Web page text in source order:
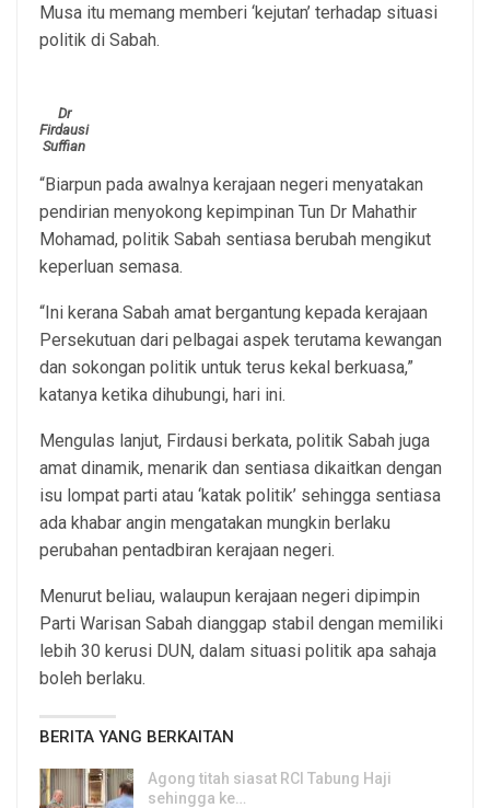
Musa itu memang memberi ‘kejutan’ terhadap situasi
politik di Sabah.
Dr
Firdausi
Suffian
“Biarpun pada awalnya kerajaan negeri menyatakan
pendirian menyokong kepimpinan Tun Dr Mahathir
Mohamad, politik Sabah sentiasa berubah mengikut
keperluan semasa.
“Ini kerana Sabah amat bergantung kepada kerajaan
Persekutuan dari pelbagai aspek terutama kewangan
dan sokongan politik untuk terus kekal berkuasa,”
katanya ketika dihubungi, hari ini.
Mengulas lanjut, Firdausi berkata, politik Sabah juga
amat dinamik, menarik dan sentiasa dikaitkan dengan
isu lompat parti atau ‘katak politik’ sehingga sentiasa
ada khabar angin mengatakan mungkin berlaku
perubahan pentadbiran kerajaan negeri.
Menurut beliau, walaupun kerajaan negeri dipimpin
Parti Warisan Sabah dianggap stabil dengan memiliki
lebih 30 kerusi DUN, dalam situasi politik apa sahaja
boleh berlaku.
BERITA YANG BERKAITAN
Agong titah siasat RCI Tabung Haji
sehingga ke…